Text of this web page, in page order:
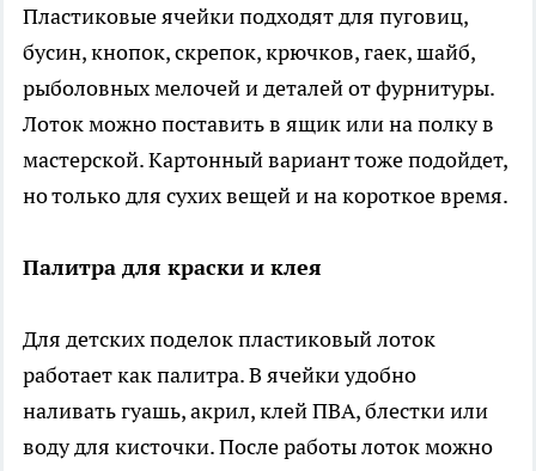
Пластиковые ячейки подходят для пуговиц,
бусин, кнопок, скрепок, крючков, гаек, шайб,
рыболовных мелочей и деталей от фурнитуры.
Лоток можно поставить в ящик или на полку в
мастерской. Картонный вариант тоже подойдет,
но только для сухих вещей и на короткое время.
Палитра для краски и клея
Для детских поделок пластиковый лоток
работает как палитра. В ячейки удобно
наливать гуашь, акрил, клей ПВА, блестки или
воду для кисточки. После работы лоток можно